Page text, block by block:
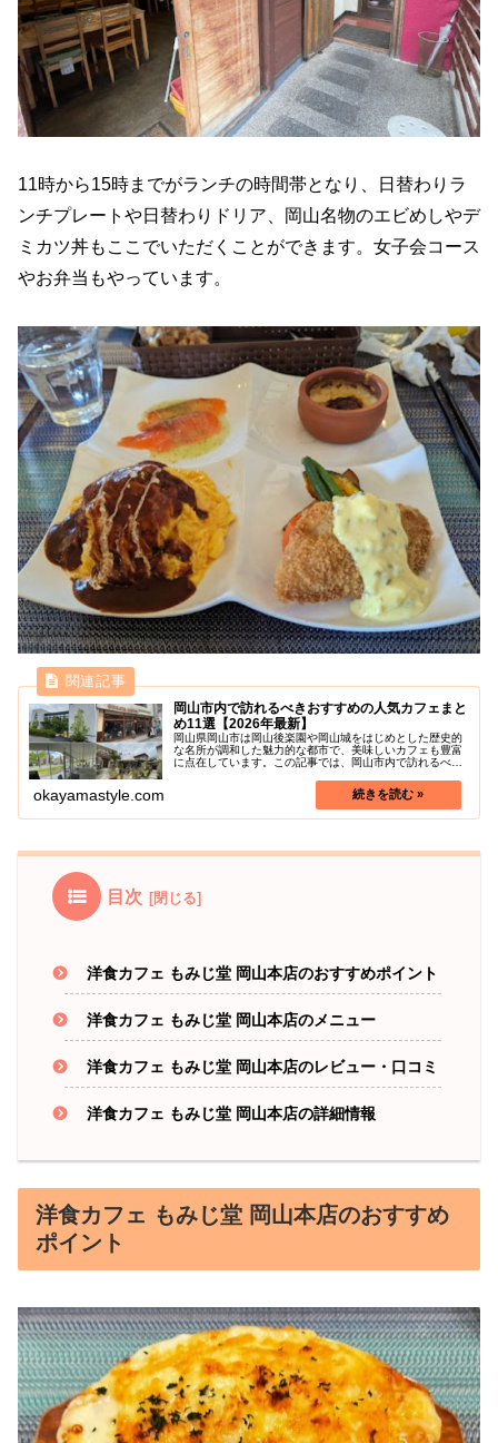
11時から15時までがランチの時間帯となり、日替わりラ
ンチプレートや日替わりドリア、岡山名物のエビめしやデ
ミカツ丼もここでいただくことができます。女子会コース
やお弁当もやっています。
岡山市内で訪れるべきおすすめの人気カフェまと
め11選【2026年最新】
岡山県岡山市は岡山後楽園や岡山城をはじめとした歴史的
な名所が調和した魅力的な都市で、美味しいカフェも豊富
に点在しています。この記事では、岡山市内で訪れるべき
ごすのに最適なカフェから、絶品の...
okayamastyle.com
目次
洋食カフェ もみじ堂 岡山本店のおすすめポイント
洋食カフェ もみじ堂 岡山本店のメニュー
洋食カフェ もみじ堂 岡山本店のレビュー・口コミ
洋食カフェ もみじ堂 岡山本店の詳細情報
洋食カフェ もみじ堂 岡山本店のおすすめ
ポイント